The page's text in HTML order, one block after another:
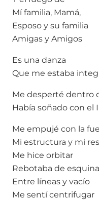
Mí familia, Mamá,
Esposo y su familia
Amigas y Amigos
Es una danza
Que me estaba
Me desperté dentro
Había soñado con el
Me empujé con la
Mi estructura y mi
Me hice orbitar
Rebotaba de
Entre líneas y vacío
Me sentí centrifugar